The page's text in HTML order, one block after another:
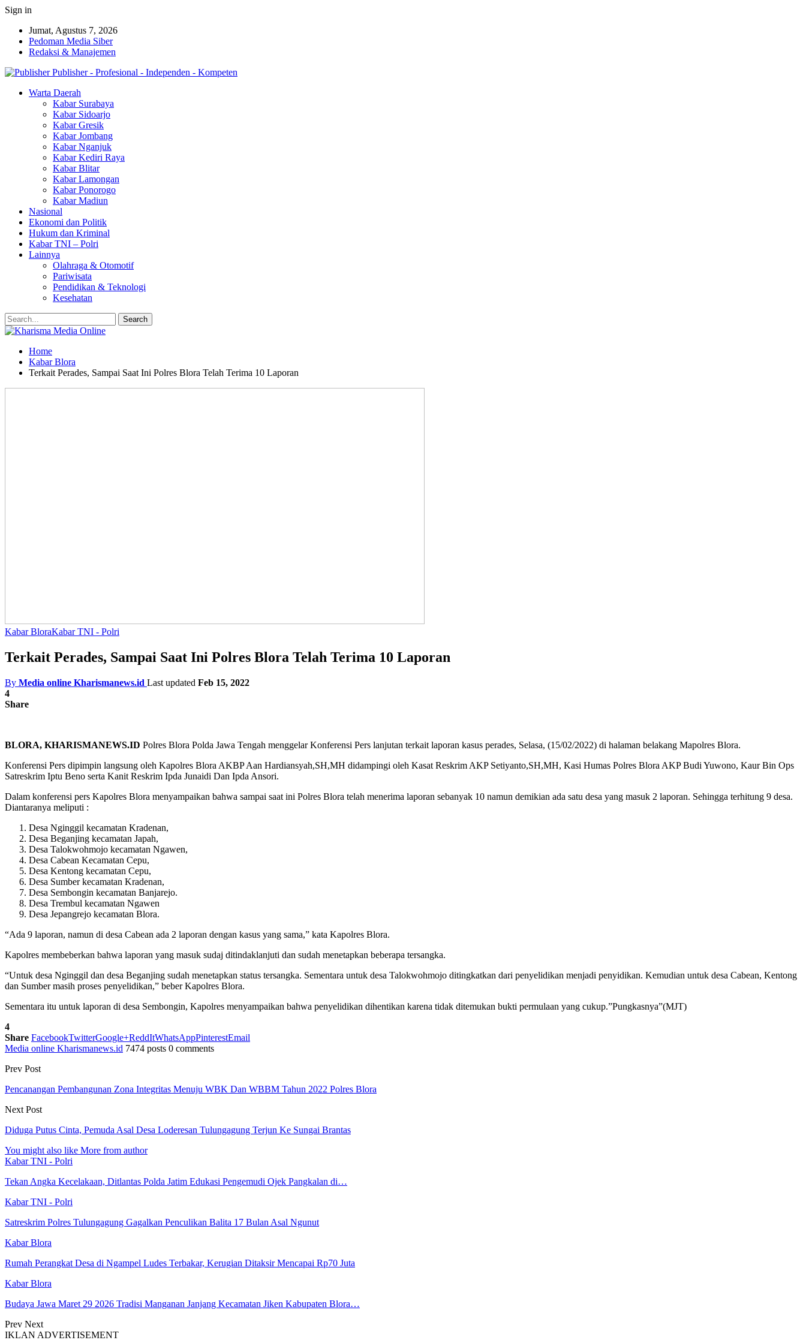
Sign in
Jumat, Agustus 7, 2026
Pedoman Media Siber
Redaksi & Manajemen
Publisher - Profesional - Independen - Kompeten
Warta Daerah
Kabar Surabaya
Kabar Sidoarjo
Kabar Gresik
Kabar Jombang
Kabar Nganjuk
Kabar Kediri Raya
Kabar Blitar
Kabar Lamongan
Kabar Ponorogo
Kabar Madiun
Nasional
Ekonomi dan Politik
Hukum dan Kriminal
Kabar TNI – Polri
Lainnya
Olahraga & Otomotif
Pariwisata
Pendidikan & Teknologi
Kesehatan
Home
Kabar Blora
Terkait Perades, Sampai Saat Ini Polres Blora Telah Terima 10 Laporan
Kabar BloraKabar TNI - Polri
Terkait Perades, Sampai Saat Ini Polres Blora Telah Terima 10 Laporan
By Media online Kharismanews.id Last updated Feb 15, 2022
4
Share
BLORA, KHARISMANEWS.ID Polres Blora Polda Jawa Tengah menggelar Konferensi Pers lanjutan terkait laporan kasus perades, Selasa, (15/02/2022) di halaman belakang Mapolres Blora.
Konferensi Pers dipimpin langsung oleh Kapolres Blora AKBP Aan Hardiansyah,SH,MH didampingi oleh Kasat Reskrim AKP Setiyanto,SH,MH, Kasi Humas Polres Blora AKP Budi Yuwono, Kaur Bin Ops
Satreskrim Iptu Beno serta Kanit Reskrim Ipda Junaidi Dan Ipda Ansori.
Dalam konferensi pers Kapolres Blora menyampaikan bahwa sampai saat ini Polres Blora telah menerima laporan sebanyak 10 namun demikian ada satu desa yang masuk 2 laporan. Sehingga terhitung 9 desa.
Diantaranya meliputi :
Desa Nginggil kecamatan Kradenan,
Desa Beganjing kecamatan Japah,
Desa Talokwohmojo kecamatan Ngawen,
Desa Cabean Kecamatan Cepu,
Desa Kentong kecamatan Cepu,
Desa Sumber kecamatan Kradenan,
Desa Sembongin kecamatan Banjarejo.
Desa Trembul kecamatan Ngawen
Desa Jepangrejo kecamatan Blora.
“Ada 9 laporan, namun di desa Cabean ada 2 laporan dengan kasus yang sama,” kata Kapolres Blora.
Kapolres membeberkan bahwa laporan yang masuk sudaj ditindaklanjuti dan sudah menetapkan beberapa tersangka.
“Untuk desa Nginggil dan desa Beganjing sudah menetapkan status tersangka. Sementara untuk desa Talokwohmojo ditingkatkan dari penyelidikan menjadi penyidikan. Kemudian untuk desa Cabean, Kentong
dan Sumber masih proses penyelidikan,” beber Kapolres Blora.
Sementara itu untuk laporan di desa Sembongin, Kapolres menyampaikan bahwa penyelidikan dihentikan karena tidak ditemukan bukti permulaan yang cukup.”Pungkasnya”(MJT)
4
Share FacebookTwitterGoogle+ReddItWhatsAppPinterestEmail
Media online Kharismanews.id 7474 posts 0 comments
Prev Post
Pencanangan Pembangunan Zona Integritas Menuju WBK Dan WBBM Tahun 2022 Polres Blora
Next Post
Diduga Putus Cinta, Pemuda Asal Desa Loderesan Tulungagung Terjun Ke Sungai Brantas
You might also like More from author
Kabar TNI - Polri
Tekan Angka Kecelakaan, Ditlantas Polda Jatim Edukasi Pengemudi Ojek Pangkalan di…
Kabar TNI - Polri
Satreskrim Polres Tulungagung Gagalkan Penculikan Balita 17 Bulan Asal Ngunut
Kabar Blora
Rumah Perangkat Desa di Ngampel Ludes Terbakar, Kerugian Ditaksir Mencapai Rp70 Juta
Kabar Blora
Budaya Jawa Maret 29 2026 Tradisi Manganan Janjang Kecamatan Jiken Kabupaten Blora…
Prev Next
IKLAN ADVERTISEMENT